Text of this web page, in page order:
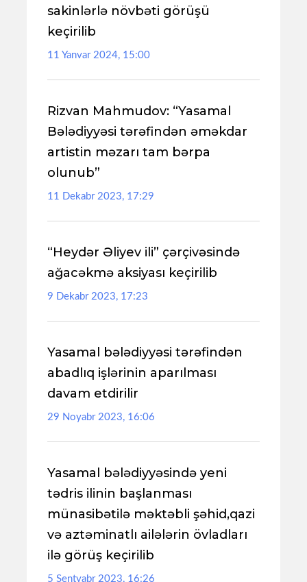
sakinlərlə növbəti görüşü
keçirilib
11 Yanvar 2024, 15:00
Rizvan Mahmudov: “Yasamal
Bələdiyyəsi tərəfindən əməkdar
artistin məzarı tam bərpa
olunub”
11 Dekabr 2023, 17:29
“Heydər Əliyev ili” çərçivəsində
ağacəkmə aksiyası keçirilib
9 Dekabr 2023, 17:23
Yasamal bələdiyyəsi tərəfindən
abadlıq işlərinin aparılması
davam etdirilir
29 Noyabr 2023, 16:06
Yasamal bələdiyyəsində yeni
tədris ilinin başlanması
münasibətilə məktəbli şəhid,qazi
və aztəminatlı ailələrin övladları
ilə görüş keçirilib
5 Sentyabr 2023, 16:26